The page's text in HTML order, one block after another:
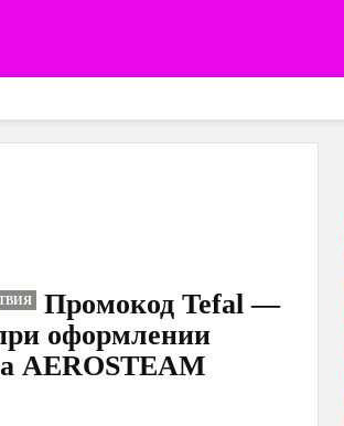
Промокод Tefal —
оформлении
AEROSTEAM